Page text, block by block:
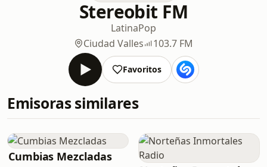
Stereobit FM
LatinaPop
Ciudad Valles
103.7 FM
Favoritos
Emisoras similares
Cumbias Mezcladas